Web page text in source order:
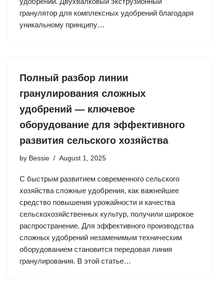
гранулятор для комплексных удобрений благодаря
уникальному принципу…
Полный разбор линии
гранулирования сложных
удобрений — ключевое
оборудование для эффективного
развития сельского хозяйства
by Bessie August 1, 2025
С быстрым развитием современного сельского
хозяйства сложные удобрения, как важнейшее
средство повышения урожайности и качества
сельскохозяйственных культур, получили широкое
распространение. Для эффективного производства
сложных удобрений незаменимым техническим
оборудованием становится передовая линия
гранулирования. В этой статье…